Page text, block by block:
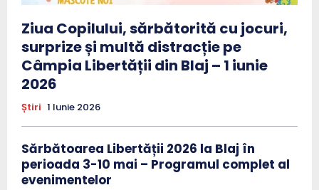
Ziua Copilului, sărbătorită cu jocuri,
surprize și multă distracție pe
Câmpia Libertății din Blaj – 1 iunie
2026
Știri 1 Iunie 2026
Sărbătoarea Libertății 2026 la Blaj în
perioada 3-10 mai – Programul complet al
evenimentelor